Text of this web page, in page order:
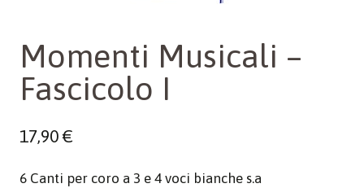
Momenti Musicali –
Fascicolo I
17,90€
6 Canti per coro a 3 e 4 voci bianche s.a